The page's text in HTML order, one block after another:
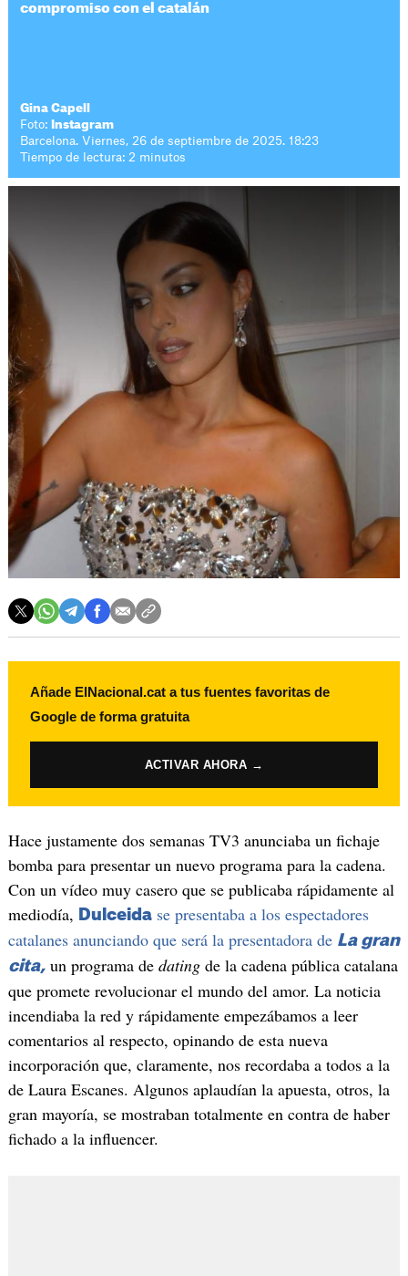
compromiso con el catalán
Gina Capell
Foto:
Instagram
Barcelona. Viernes, 26 de septiembre de 2025. 18:23
Tiempo de lectura: 2 minutos
Añade ElNacional.cat a tus fuentes favoritas de
Google de forma gratuita
ACTIVAR AHORA →
Hace justamente dos semanas TV3 anunciaba un fichaje
bomba para presentar un nuevo programa para la cadena.
Con un vídeo muy casero que se publicaba rápidamente al
mediodía, Dulceidase presentaba a los espectadores
catalanes anunciando que será la presentadora de La gran
cita,un programa de datingde la cadena pública catalana
que promete revolucionar el mundo del amor. La noticia
incendiaba la red y rápidamente empezábamos a leer
comentarios al respecto, opinando de esta nueva
incorporación que, claramente, nos recordaba a todos a la
de Laura Escanes. Algunos aplaudían la apuesta, otros, la
gran mayoría, se mostraban totalmente en contra de haber
fichado a la influencer.